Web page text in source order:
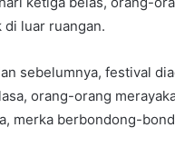
luar ruangan.
sebelumnya, festival
orang-orang
merka berbondong-